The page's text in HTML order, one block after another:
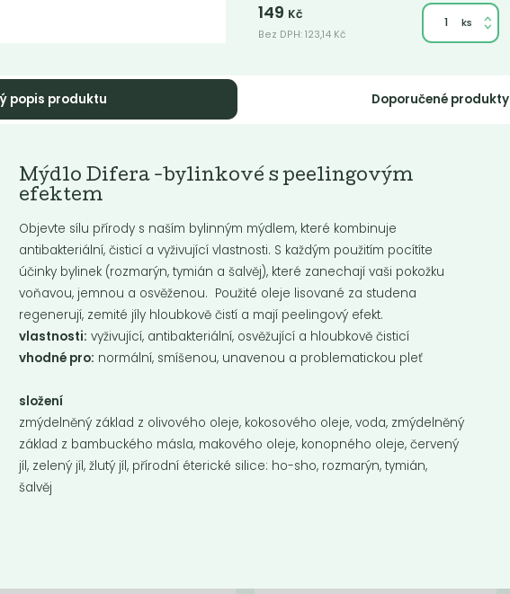
Mýdlo Difera -
kvetinové s...
mastnú a problematickú pleť
Do košíku:
149Kč
Balzám na rty
olejů, másel a vosků (zejména
lokálních...
Do košíku:(199
199Kč
149 Kč
Bez DPH: 123,14Kč
popis produktu Doporučené produkty
Mýdlo Difera -bylinkové s peelingovým
efektem
Objevte sílu přírody s naším bylinným mýdlem, které kombinuje
antibakteriální, čisticí a vyživující vlastnosti. S každým použitím pocítíte
účinky bylinek (rozmarýn, tymián a šalvěj), které zanechají vaši pokožku
voňavou, jemnou a osvěženou. Použité oleje lisované za studena
regenerují, zemité jíly hloubkově čistí a mají peelingový efekt.
vlastnosti: vyživující, antibakteriální, osvěžující a hloubkově čisticí
vhodné pro: normální, smíšenou, unavenou a problematickou pleť
složení
zmýdelněný základ z olivového oleje, kokosového oleje, voda, zmýdelněný
základ z bambuckého másla, makového oleje, konopného oleje, červený
jíl, zelený jíl, žlutý jíl, přírodní éterické silice: ho-sho, rozmarýn, tymián,
šalvěj